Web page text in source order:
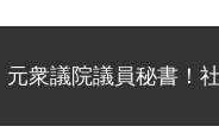
元衆議院議員秘書！